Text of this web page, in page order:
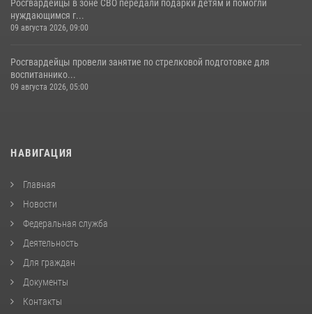
Росгвардейцы в зоне СВО передали подарки детям и помогли
нуждающимся г...
09 августа 2026, 09:00
Росгвардейцы провели занятие по стрелковой подготовке для
воспитаннико...
09 августа 2026, 05:00
НАВИГАЦИЯ
Главная
Новости
Федеральная служба
Деятельность
Для граждан
Документы
Контакты